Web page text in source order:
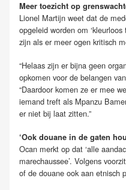
Meer toezicht op
Lionel Martijn weet dat de
opgeleid worden om
zijn als er meer ogen kritisch
“Helaas zijn er bijna geen
opkomen voor de belangen
“Daardoor komen ze er mee
iemand treft als Mpanzu
er niet bij laat zitten.”
‘Ook douane in de gaten
Ocan merkt op dat ‘alle
marechaussee’. Volgens
of de douane ook aan etnisch